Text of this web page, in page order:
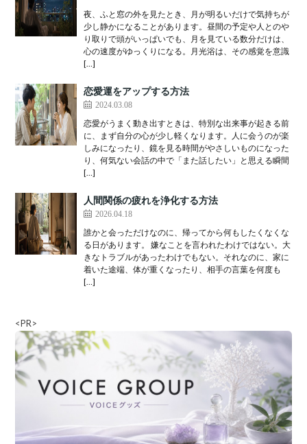
夜、ふと窓の外を見たとき、月が明るいだけで気持ちが
少し静かになることがあります。昼間の予定や人とのや
り取りで頭がいっぱいでも、月を見ている数分だけは、
心の速度がゆっくりになる。月光浴は、その感覚を意識
[…]
恋愛運をアップする方法
2024.03.08
恋愛がうまく動き出すときは、特別な出来事が起きる前
に、まず自分の心が少し軽くなります。人に会うのが楽
しみになったり、鏡を見る時間がやさしいものになった
り、何気ない会話の中で「また話したい」と思える瞬間
[…]
人間関係の疲れを浄化する方法
2026.04.18
誰かと会っただけなのに、帰ってから何もしたくなくな
る日があります。 嫌なことを言われたわけではない。大
きなトラブルがあったわけでもない。それなのに、家に
着いた途端、体が重くなったり、相手の言葉を何度も
[…]
<PR>